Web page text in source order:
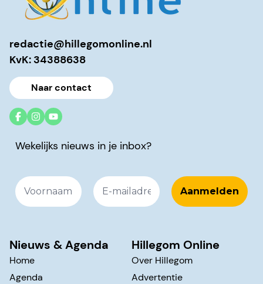
redactie@hillegomonline.nl
KvK: 34388638
Naar contact
Wekelijks nieuws in je inbox?
Nieuws & Agenda
Home
Agenda
Hillegom Online
Over Hillegom
Advertentie